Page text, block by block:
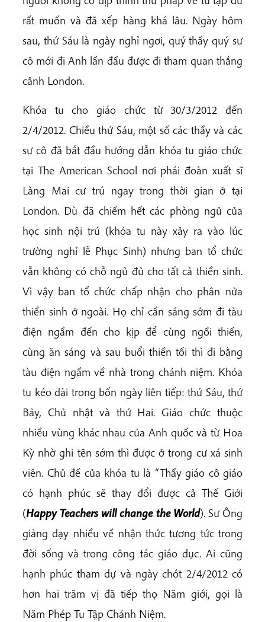
rất muốn và đã xếp hàng khá lâu. Ngày hôm
sau, thứ Sáu là ngày nghỉ ngơi, quý thầy quý sư
cô mới đi Anh lần đầu được đi tham quan thắng
cảnh London.
Khóa tu cho giáo chức từ 30/3/2012 đến
2/4/2012. Chiều thứ Sáu, một số các thầy và các
sư cô đã bắt đầu hướng dẫn khóa tu giáo chức
tại The American School nơi phái đoàn xuất sĩ
Làng Mai cư trú ngay trong thời gian ở tại
London. Dù đã chiếm hết các phòng ngủ của
học sinh nội trú (khóa tu này xảy ra vào lúc
trường nghỉ lễ Phục Sinh) nhưng ban tổ chức
vẫn không có chỗ ngủ đủ cho tất cả thiền sinh.
Vì vậy ban tổ chức chấp nhận cho phân nửa
thiền sinh ở ngoài. Họ chỉ cần sáng sớm đi tàu
điện ngầm đến cho kịp để cùng ngồi thiền,
cùng ăn sáng và sau buổi thiền tối thì đi bằng
tàu điện ngầm về nhà trong chánh niệm. Khóa
tu kéo dài trong bốn ngày liên tiếp: thứ Sáu, thứ
Bảy, Chủ nhật và thứ Hai. Giáo chức thuộc
nhiều vùng khác nhau của Anh quốc và từ Hoa
Kỳ nhờ ghi tên sớm thì được ở trong cư xá sinh
viên. Chủ đề của khóa tu là “Thầy giáo cô giáo
có hạnh phúc sẽ thay đổi được cả Thế Giới
(Happy Teachers will change the World). Sư Ông
giảng dạy nhiều về nhận thức tương tức trong
đời sống và trong công tác giáo dục. Ai cũng
hạnh phúc tham dự và ngày chót 2/4/2012 có
hơn hai trăm vị đã tiếp thọ Năm giới, gọi là
Năm Phép Tu Tập Chánh Niệm.